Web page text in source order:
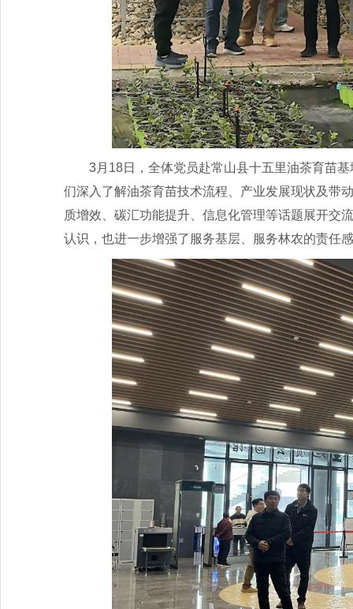
3月18日，全体党员赴常山县十五里油茶育苗
们深入了解油茶育苗技术流程、产业发展现状及带
质增效、碳汇功能提升、信息化管理等话题展开交
认识，也进一步增强了服务基层、服务林农的责任